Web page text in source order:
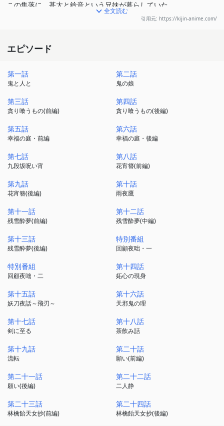
この集落に、甚太と鈴音という兄妹が暮らしていた。
幼い頃に、ある理由から葛野に来たよそ者の二人だったが、
集落には、「いつきひめ」と呼ばれる巫女がおり、
そしてある日、甚太は鬼の討伐に赴いた森で、
遥か未来を語る不思議な鬼に出会う――
巫女の護衛役として死と隣り合わせの甚太、
その身を心配しつつも健気に明るく兄を送り出す鈴音、
巫女「いつきひめ」として責務を果たす中、鬼に命を狙われる白
夜。
三人の運命の歯車が重なり、そして狂う時。
人と鬼、長きに渡り時代をも巻き込む大きな災いが降り注ぐ。
江戸から平成へ。
刀を振るう意味を問い続けながら
百七十年という途方もない時間を旅する鬼人の物語を描く、
和風大河ファンタジー。
全文読む
引用元: https://kijin-anime.com/
エピソード
第一話
鬼と人と
第二話
鬼の娘
第三話
貪り喰うもの(前編)
第四話
貪り喰うもの(後編)
第五話
幸福の庭・前編
第六話
幸福の庭・後編
第七話
九段坂呪い宵
第八話
花宵簪(前編)
第九話
花宵簪(後編)
第十話
雨夜鷹
第十一話
残雪酔夢(前編)
第十二話
残雪酔夢(中編)
第十三話
残雪酔夢(後編)
特別番組
回顧夜咄・一
特別番組
回顧夜咄・二
第十四話
妬心の現身
第十五話
妖刀夜話～飛刃～
第十六話
天邪鬼の理
第十七話
剣に至る
第十八話
茶飲み話
第十九話
流転
第二十話
願い(前編)
第二十一話
願い(後編)
第二十二話
二人静
第二十三話
林檎飴天女抄(前編)
第二十四話
林檎飴天女抄(後編)